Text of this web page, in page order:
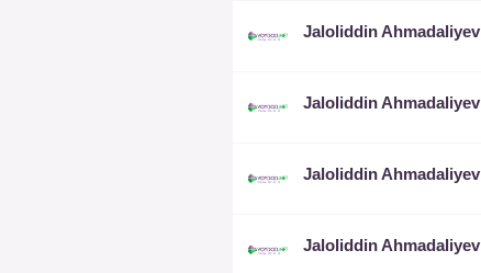
Jaloliddin Ahmadaliyev
Jaloliddin Ahmadaliyev
Jaloliddin Ahmadaliyev
Jaloliddin Ahmadaliyev